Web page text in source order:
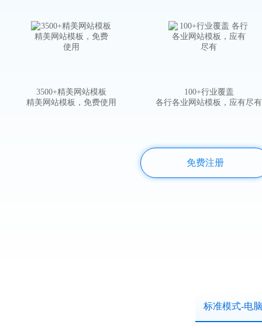
3500+精美网站模板
精美网站模板，免费使用
100+行业覆盖
各行各业网站模板，应有尽有
免费注册
标准模式-电